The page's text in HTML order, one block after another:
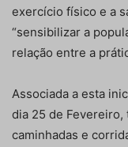
exercício físico e a
“sensibilizar a
relação entre a
Associada a esta
dia 25 de
caminhadas e